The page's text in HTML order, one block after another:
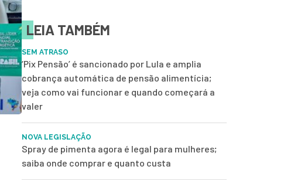
LEIA TAMBÉM
SEM ATRASO
‘Pix Pensão’ é sancionado por Lula e amplia
cobrança automática de pensão alimentícia;
veja como vai funcionar e quando começará a
valer
NOVA LEGISLAÇÃO
Spray de pimenta agora é legal para mulheres;
saiba onde comprar e quanto custa